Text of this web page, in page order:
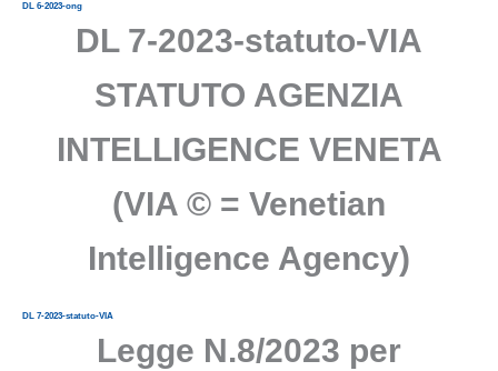
DL 6-2023-ong
DL 7-2023-statuto-VIA
STATUTO AGENZIA
INTELLIGENCE VENETA
(VIA © = Venetian
Intelligence Agency)
DL 7-2023-statuto-VIA
Legge N.8/2023 per